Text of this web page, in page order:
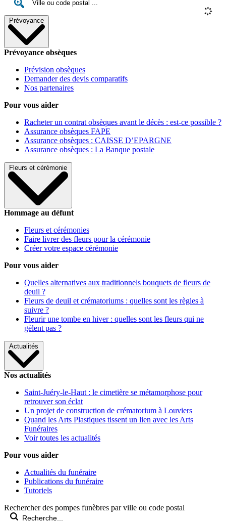
Prévoyance
Prévoyance obsèques
Prévision obsèques
Demander des devis comparatifs
Nos partenaires
Pour vous aider
Racheter un contrat obsèques avant le décès : est-ce possible ?
Assurance obsèques FAPE
Assurance obsèques : CAISSE D’EPARGNE
Assurance obsèques : La Banque postale
Fleurs et cérémonie
Hommage au défunt
Fleurs et cérémonies
Faire livrer des fleurs pour la cérémonie
Créer votre espace cérémonie
Pour vous aider
Quelles alternatives aux traditionnels bouquets de fleurs de
deuil ?
Fleurs de deuil et crématoriums : quelles sont les règles à
suivre ?
Fleurir une tombe en hiver : quelles sont les fleurs qui ne
gèlent pas ?
Actualités
Nos actualités
Saint-Juéry-le-Haut : le cimetière se métamorphose pour
retrouver son éclat
Un projet de construction de crématorium à Louviers
Quand les Arts Plastiques tissent un lien avec les Arts
Funéraires
Voir toutes les actualités
Pour vous aider
Actualités du funéraire
Publications du funéraire
Tutoriels
Rechercher des pompes funèbres par ville ou code postal